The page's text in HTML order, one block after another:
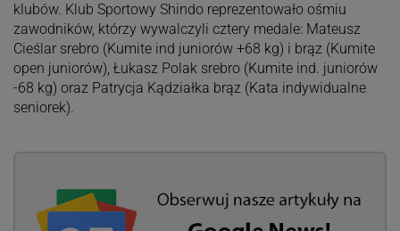
klubów. Klub Sportowy Shindo reprezentowało ośmiu
zawodników, którzy wywalczyli cztery medale: Mateusz
Cieślar srebro (Kumite ind juniorów +68 kg) i brąz (Kumite
open juniorów), Łukasz Polak srebro (Kumite ind. juniorów
-68 kg) oraz Patrycja Kądziałka brąz (Kata indywidualne
seniorek).